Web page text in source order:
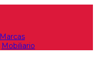
Marcas
Mobiliario